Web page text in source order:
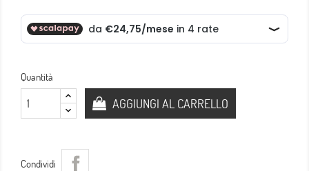
Quantità
AGGIUNGI AL CARRELLO
Condividi